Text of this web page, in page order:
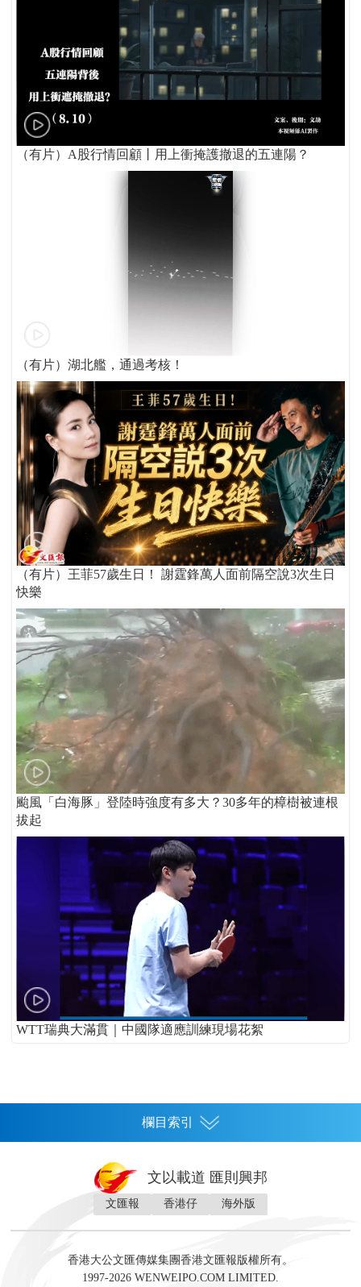
（有片）A股行情回顧丨用上衝掩護撤退的五連陽？
（有片）湖北艦，通過考核！
（有片）王菲57歲生日！ 謝霆鋒萬人面前隔空說3次生日
快樂
颱風「白海豚」登陸時強度有多大？30多年的樟樹被連根
拔起
WTT瑞典大滿貫｜中國隊適應訓練現場花絮
欄目索引
灣區人
財經 地產 投資 財評 數字經濟
文以載道 匯則興邦
文匯報 香港仔 海外版
香港大公文匯傳媒集團香港文匯報版權所有。
1997-2026 WENWEIPO.COM LIMITED.